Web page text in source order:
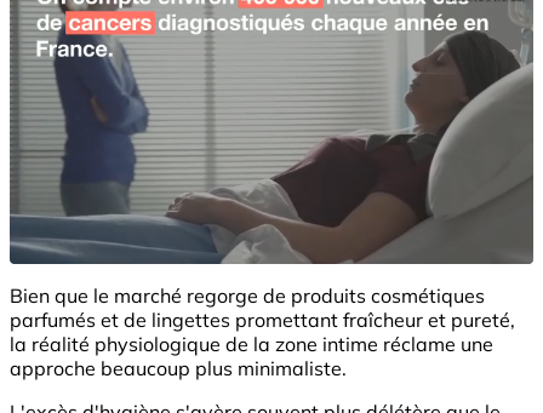
Bien que le marché regorge de produits cosmétiques
parfumés et de lingettes promettant fraîcheur et pureté,
la réalité physiologique de la zone intime réclame une
approche beaucoup plus minimaliste.